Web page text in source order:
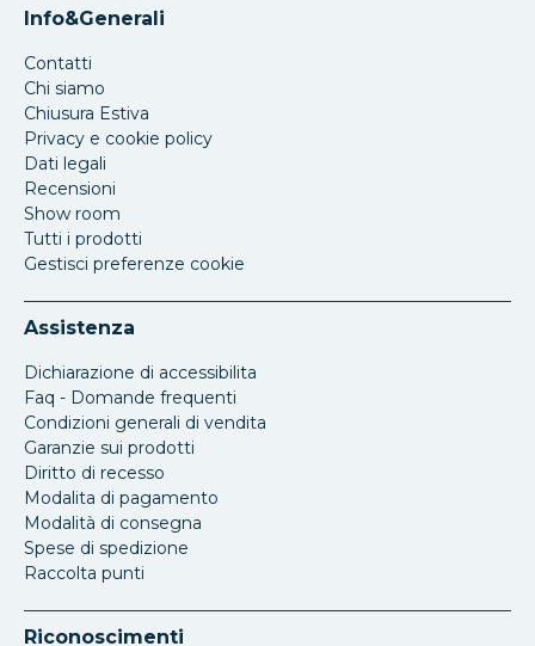
Info&Generali
Contatti
Chi siamo
Chiusura Estiva
Privacy e cookie policy
Dati legali
Recensioni
Show room
Tutti i prodotti
Gestisci preferenze cookie
Assistenza
Dichiarazione di accessibilita
Faq - Domande frequenti
Condizioni generali di vendita
Garanzie sui prodotti
Diritto di recesso
Modalita di pagamento
Modalità di consegna
Spese di spedizione
Raccolta punti
Riconoscimenti